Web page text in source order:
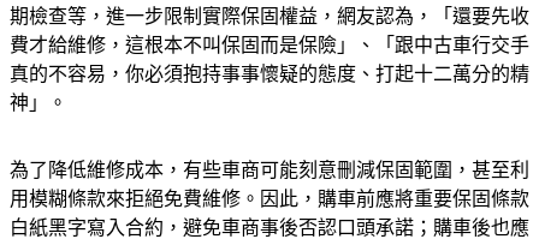
期檢查等，進一步限制實際保固權益，網友認為，「還要先收
費才給維修，這根本不叫保固而是保險」、「跟中古車行交手
真的不容易，你必須抱持事事懷疑的態度、打起十二萬分的精
神」。
為了降低維修成本，有些車商可能刻意刪減保固範圍，甚至利
用模糊條款來拒絕免費維修。因此，購車前應將重要保固條款
白紙黑字寫入合約，避免車商事後否認口頭承諾；購車後也應